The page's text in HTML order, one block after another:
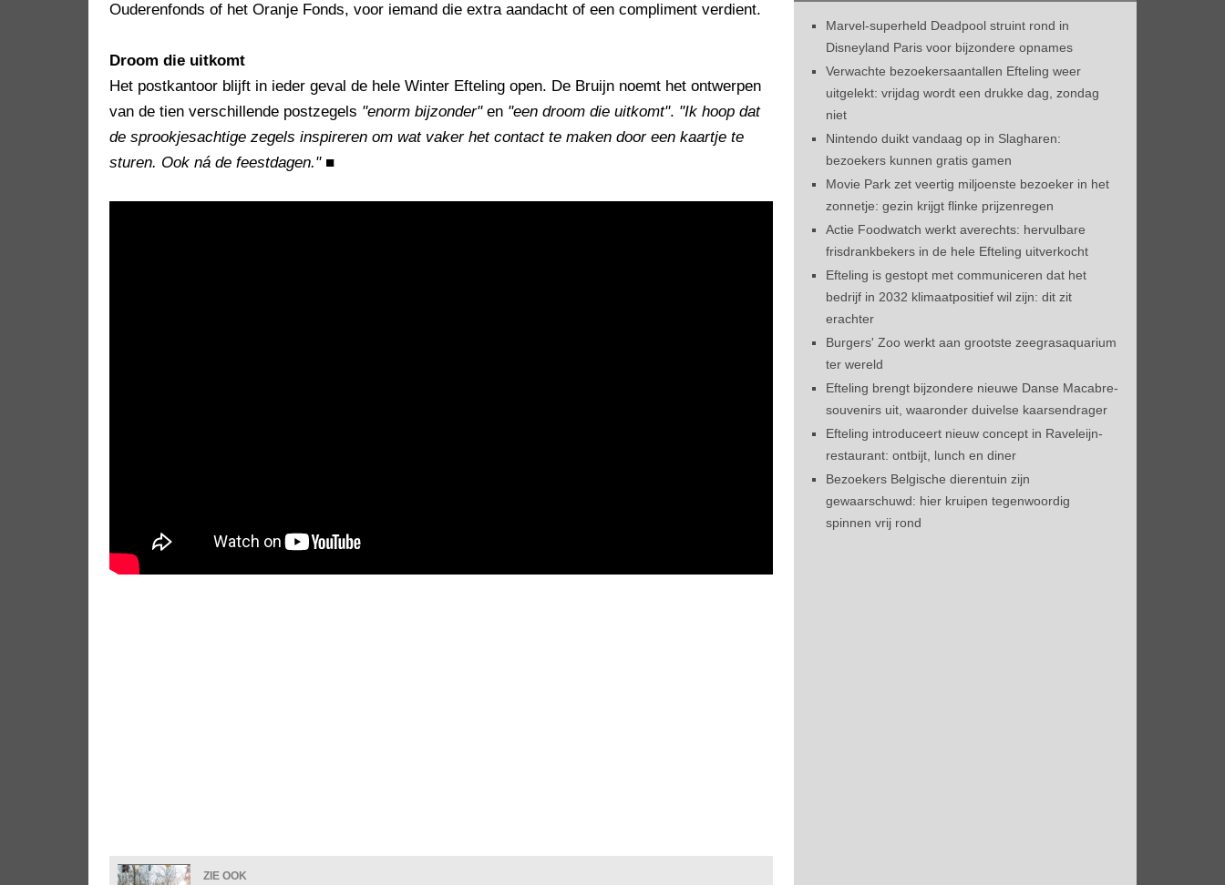
Ouderenfonds of het Oranje Fonds, voor iemand die extra aandacht of een compliment verdient.
Droom die uitkomt
Het postkantoor blijft in ieder geval de hele Winter Efteling open. De Bruijn noemt het ontwerpen
van de tien verschillende postzegels "enorm bijzonder"en "een droom die uitkomt". "Ik hoop dat
de sprookjesachtige zegels inspireren om wat vaker het contact te maken door een kaartje te
sturen. Ook ná de feestdagen." ■
ZIE OOK
Marvel-superheld Deadpool struint rond in
Disneyland Paris voor bijzondere opnames
Verwachte bezoekersaantallen Efteling weer
uitgelekt: vrijdag wordt een drukke dag, zondag
niet
Nintendo duikt vandaag op in Slagharen:
bezoekers kunnen gratis gamen
Movie Park zet veertig miljoenste bezoeker in het
zonnetje: gezin krijgt flinke prijzenregen
Actie Foodwatch werkt averechts: hervulbare
frisdrankbekers in de hele Efteling uitverkocht
Efteling is gestopt met communiceren dat het
bedrijf in 2032 klimaatpositief wil zijn: dit zit
erachter
Burgers' Zoo werkt aan grootste zeegrasaquarium
ter wereld
Efteling brengt bijzondere nieuwe Danse Macabre-
souvenirs uit, waaronder duivelse kaarsendrager
Efteling introduceert nieuw concept in Raveleijn-
restaurant: ontbijt, lunch en diner
Bezoekers Belgische dierentuin zijn
gewaarschuwd: hier kruipen tegenwoordig
spinnen vrij rond